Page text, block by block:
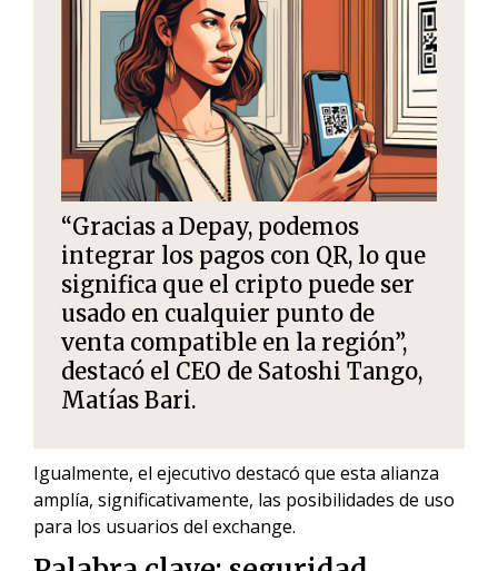
“Gracias a Depay, podemos
integrar los pagos con QR, lo que
significa que el cripto puede ser
usado en cualquier punto de
venta compatible en la región”,
destacó el CEO de Satoshi Tango,
Matías Bari.
Igualmente, el ejecutivo destacó que esta alianza
amplía, significativamente, las posibilidades de uso
para los usuarios del exchange.